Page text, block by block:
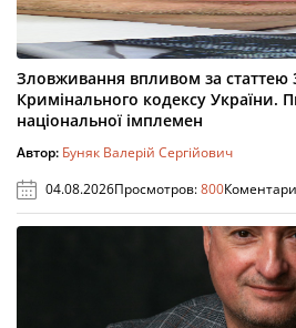
Зловживання впливом за статтею
Кримінального кодексу України.
національної імплемен
Автор: Буняк Валерій Сергійович
04.08.2026Просмотров:800